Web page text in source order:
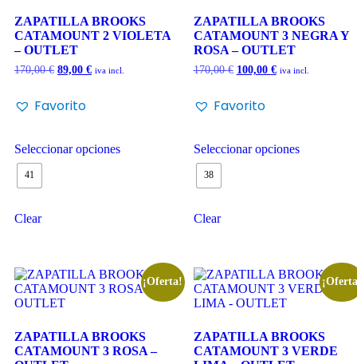
ZAPATILLA BROOKS
CATAMOUNT 2 VIOLETA
– OUTLET
170,00€ 89,00 € iva incl.
Favorito
Seleccionar opciones
41
Clear
ZAPATILLA BROOKS
CATAMOUNT 3 NEGRA Y
ROSA – OUTLET
170,00€ 100,00 € iva incl.
Favorito
Seleccionar opciones
38
Clear
¡Oferta!
ZAPATILLA BROOKS
CATAMOUNT 3 ROSA –
ZAPATILLA BROOKS
CATAMOUNT 3 VERDE